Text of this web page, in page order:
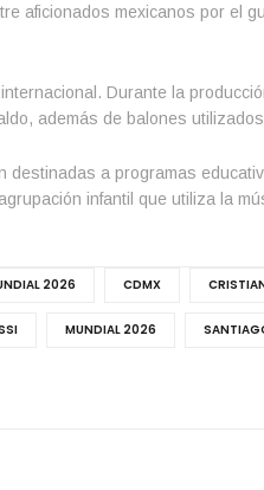
aficionados mexicanos por el
Durante la
además de balones
a programas
infantil que utiliza la
2026 CDMX
MUNDIAL 2026